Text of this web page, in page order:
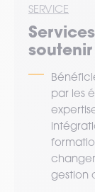
SERVICE
par les
gestion